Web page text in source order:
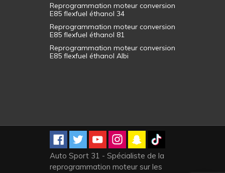
Reprogrammation moteur conversion
E85 flexfuel éthanol 34
Reprogrammation moteur conversion
E85 flexfuel éthanol 81
Reprogrammation moteur conversion
E85 flexfuel éthanol Albi
Auto Sport 31 - Spécialiste de la
reprogrammation moteur sur les